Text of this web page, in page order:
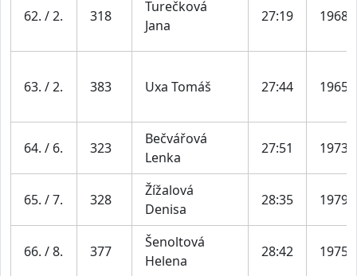
62. / 2. 318
Turečková
Jana
27:19 1968
63. / 2. 383 Uxa Tomáš 27:44 1965
64. / 6. 323
Bečvářová
Lenka
27:51 1973
65. / 7. 328
Žížalová
Denisa
28:35 1979
66. / 8. 377
Šenoltová
Helena
28:42 1975